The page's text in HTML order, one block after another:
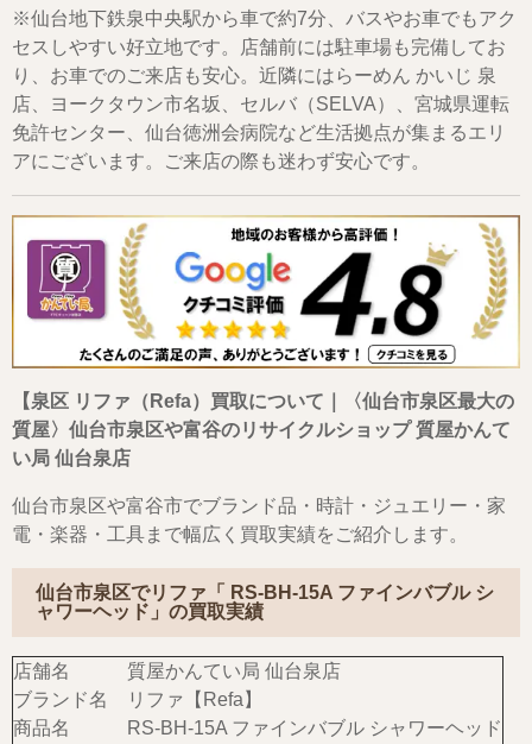
※仙台地下鉄泉中央駅から車で約7分、バスやお車でもアク
セスしやすい好立地です。店舗前には駐車場も完備してお
り、お車でのご来店も安心。近隣にはらーめん かいじ 泉
店、ヨークタウン市名坂、セルバ（SELVA）、宮城県運転
免許センター、仙台徳洲会病院など生活拠点が集まるエリ
アにございます。ご来店の際も迷わず安心です。
【泉区 リファ（Refa）買取について｜〈仙台市泉区最大の
質屋〉仙台市泉区や富谷のリサイクルショップ 質屋かんて
い局 仙台泉店
仙台市泉区や富谷市でブランド品・時計・ジュエリー・家
電・楽器・工具まで幅広く買取実績をご紹介します。
仙台市泉区でリファ「 RS-BH-15A ファインバブル シ
ャワーヘッド」の買取実績
店舗名
質屋かんてい局 仙台泉店
ブランド名
リファ【Refa】
商品名
RS-BH-15A ファインバブル シャワーヘッド